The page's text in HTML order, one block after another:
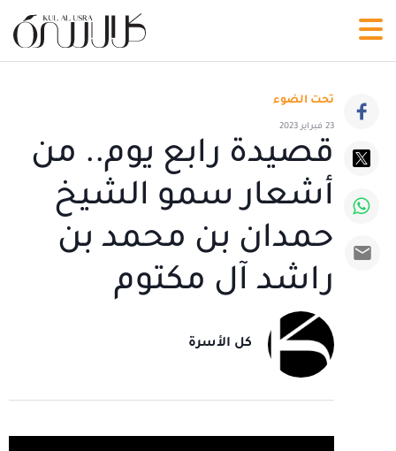
تحت الضوء
23 فبراير 2023
قصيدة رابع يوم.. من
أشعار سمو الشيخ
حمدان بن محمد بن
راشد آل مكتوم
كل الأسرة